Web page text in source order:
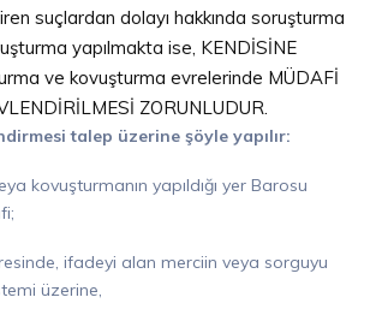
suçlardan dolayı hakkında soruşturma
yapılmakta ise, KENDİSİNE
ve kovuşturma evrelerinde MÜDAFİ
ZORUNLUDUR.
talep üzerine şöyle yapılır:
kovuşturmanın yapıldığı yer Barosu
ifadeyi alan merciin veya sorguyu
üzerine,